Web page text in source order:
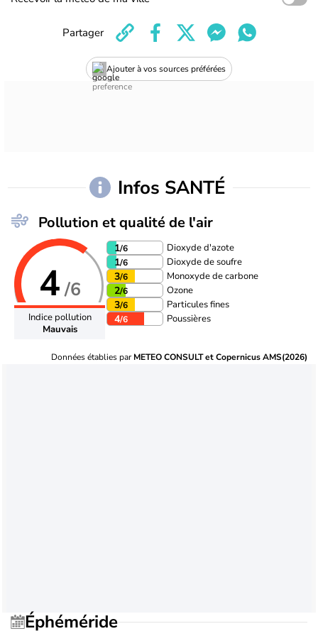
Ajouter à vos sources préférées
Partager
Infos SANTÉ
Pollution et qualité de l'air
4/6
Indice pollution
Mauvais
1/6 Dioxyde d'azote
1/6 Dioxyde de soufre
3/6 Monoxyde de carbone
2/6 Ozone
3/6 Particules fines
4/6 Poussières
Données établies parMETEO CONSULT et Copernicus AMS(2026)
Éphéméride